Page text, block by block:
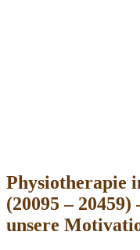
Physiotherapie
(20095 –
unsere